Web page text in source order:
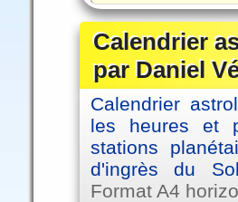
Calendrier
par Daniel
Calendrier
les heures et
stations
d'ingrès du
Format A4